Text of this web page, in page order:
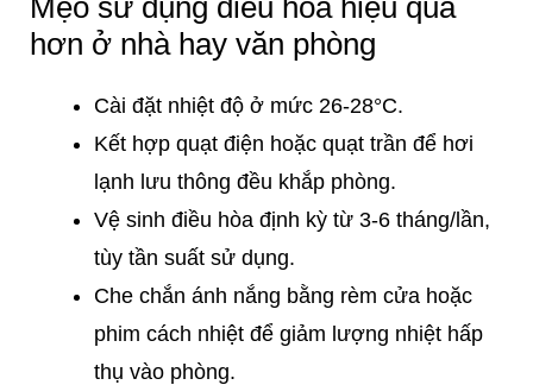
Mẹo sử dụng điều hòa hiệu quả
hơn ở nhà hay văn phòng
Cài đặt nhiệt độ ở mức 26-28°C.
Kết hợp quạt điện hoặc quạt trần để hơi
lạnh lưu thông đều khắp phòng.
Vệ sinh điều hòa định kỳ từ 3-6 tháng/lần,
tùy tần suất sử dụng.
Che chắn ánh nắng bằng rèm cửa hoặc
phim cách nhiệt để giảm lượng nhiệt hấp
thụ vào phòng.